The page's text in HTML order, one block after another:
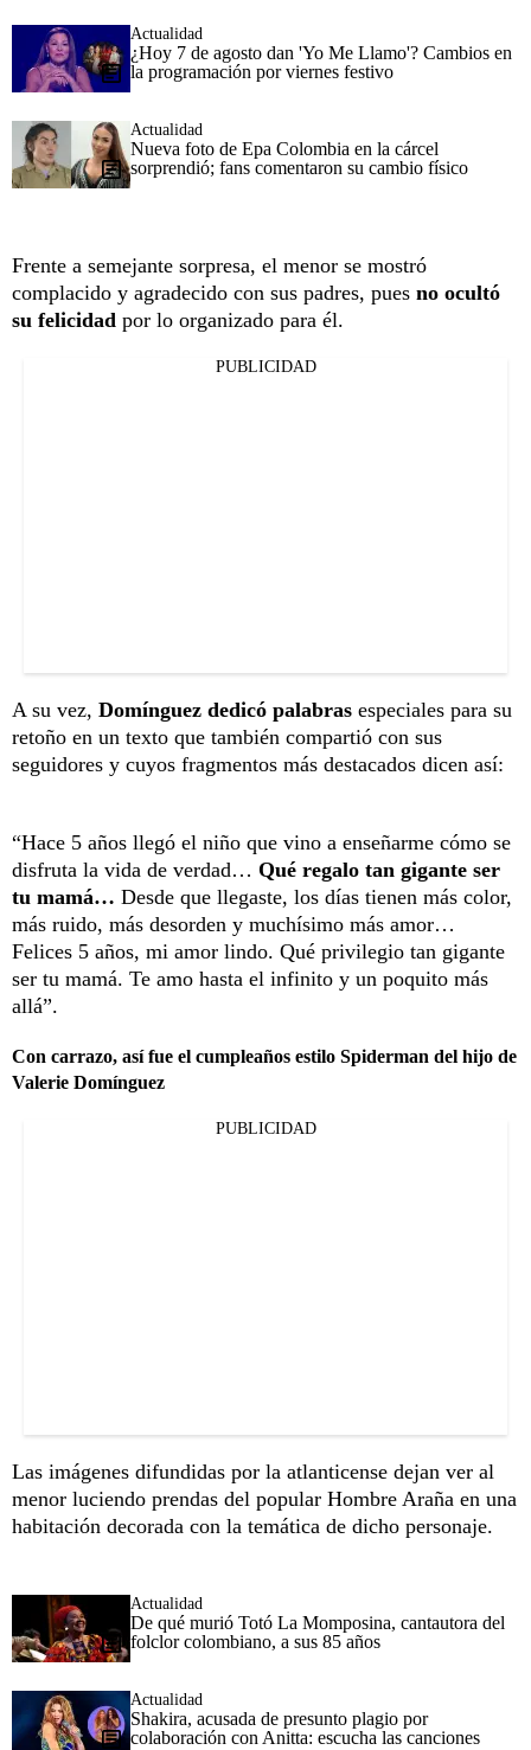
Actualidad
¿Hoy 7 de agosto dan 'Yo Me Llamo'? Cambios en
la programación por viernes festivo
Actualidad
Nueva foto de Epa Colombia en la cárcel
sorprendió; fans comentaron su cambio físico
Frente a semejante sorpresa, el menor se mostró
complacido y agradecido con sus padres, pues no ocultó
su felicidad por lo organizado para él.
PUBLICIDAD
A su vez, Domínguez dedicó palabras especiales para su
retoño en un texto que también compartió con sus
seguidores y cuyos fragmentos más destacados dicen así:
“Hace 5 años llegó el niño que vino a enseñarme cómo se
disfruta la vida de verdad… Qué regalo tan gigante ser
tu mamá… Desde que llegaste, los días tienen más color,
más ruido, más desorden y muchísimo más amor…
Felices 5 años, mi amor lindo. Qué privilegio tan gigante
ser tu mamá. Te amo hasta el infinito y un poquito más
allá”.
Con carrazo, así fue el cumpleaños estilo Spiderman del hijo de
Valerie Domínguez
PUBLICIDAD
Las imágenes difundidas por la atlanticense dejan ver al
menor luciendo prendas del popular Hombre Araña en una
habitación decorada con la temática de dicho personaje.
Actualidad
De qué murió Totó La Momposina, cantautora del
folclor colombiano, a sus 85 años
Actualidad
Shakira, acusada de presunto plagio por
colaboración con Anitta: escucha las canciones